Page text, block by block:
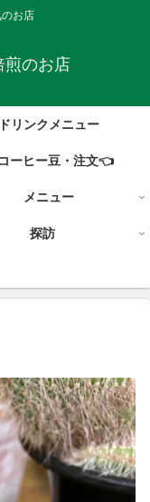
お店
煎のお店
ドリンクメニュー
ーヒー豆・注文👈
メニュー
探訪